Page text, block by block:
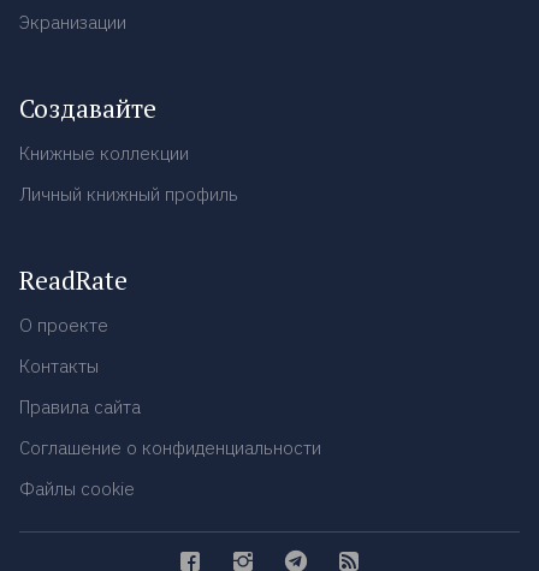
Экранизации
Создавайте
Книжные коллекции
Личный книжный профиль
ReadRate
О проекте
Контакты
Правила сайта
Соглашение о конфиденциальности
Файлы cookie